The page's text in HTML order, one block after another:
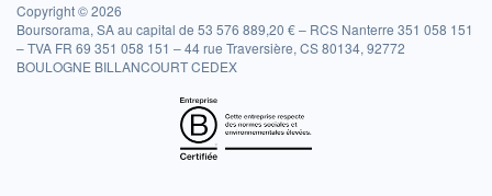
Copyright © 2026
Boursorama, SA au capital de 53 576 889,20 € – RCS Nanterre 351 058 151
– TVA FR 69 351 058 151 – 44 rue Traversière, CS 80134, 92772
BOULOGNE BILLANCOURT CEDEX